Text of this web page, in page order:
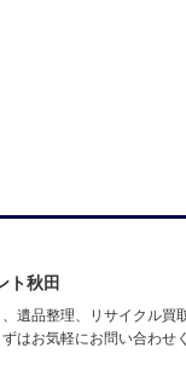
ト秋田
遺品整理、リサイクル買
はお気軽にお問い合わせ